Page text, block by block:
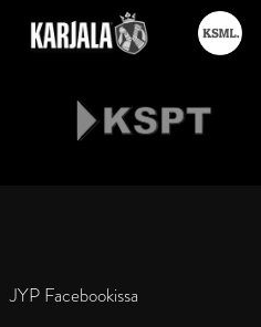
JYP Facebookissa